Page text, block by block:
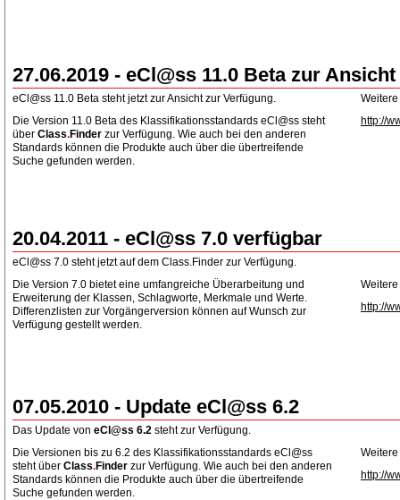
27.06.2019 - eCl@ss 11.0 Beta zur
eCl@ss 11.0 Beta steht jetzt zur Ansicht zur Verfügung.
Die Version 11.0 Beta des Klassifikationsstandards eCl@ss steht
über Class.Finder zur Verfügung. Wie auch bei den anderen
Standards können die Produkte auch über die übertreifende
Suche gefunden werden.
http://
20.04.2011 - eCl@ss 7.0 verfügbar
eCl@ss 7.0 steht jetzt auf dem Class.Finder zur Verfügung.
Die Version 7.0 bietet eine umfangreiche Überarbeitung und
Erweiterung der Klassen, Schlagworte, Merkmale und Werte.
Differenzlisten zur Vorgängerversion können auf Wunsch zur
Verfügung gestellt werden.
http://
07.05.2010 - Update eCl@ss 6.2
Das Update von eCl@ss 6.2 steht zur Verfügung.
Die Versionen bis zu 6.2 des Klassifikationsstandards eCl@ss
steht über Class.Finder zur Verfügung. Wie auch bei den anderen
Standards können die Produkte auch über die übertreifende
Suche gefunden werden.
http://